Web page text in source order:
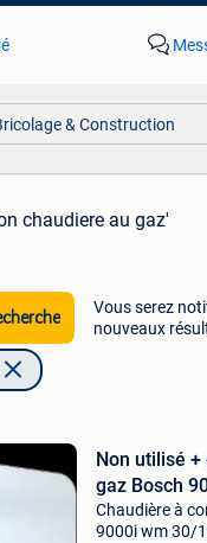
& Construction
chaudiere au gaz'
Vous serez
nouveaux
Non utilisé
gaz Bosch
Chaudière à
9000i wm 30/